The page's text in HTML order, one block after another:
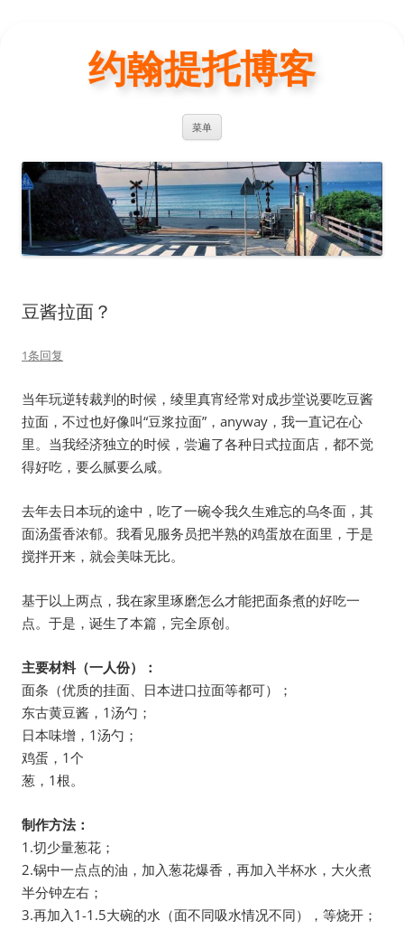
约翰提托博客
菜单
豆酱拉面？
1条回复
当年玩逆转裁判的时候，绫里真宵经常对成步堂说要吃豆酱
拉面，不过也好像叫“豆浆拉面”，anyway，我一直记在心
里。当我经济独立的时候，尝遍了各种日式拉面店，都不觉
得好吃，要么腻要么咸。
去年去日本玩的途中，吃了一碗令我久生难忘的乌冬面，其
面汤蛋香浓郁。我看见服务员把半熟的鸡蛋放在面里，于是
搅拌开来，就会美味无比。
基于以上两点，我在家里琢磨怎么才能把面条煮的好吃一
点。于是，诞生了本篇，完全原创。
主要材料（一人份）：
面条（优质的挂面、日本进口拉面等都可）；
东古黄豆酱，1汤勺；
日本味增，1汤勺；
鸡蛋，1个
葱，1根。
制作方法：
1.切少量葱花；
2.锅中一点点的油，加入葱花爆香，再加入半杯水，大火煮
半分钟左右；
3.再加入1-1.5大碗的水（面不同吸水情况不同），等烧开；